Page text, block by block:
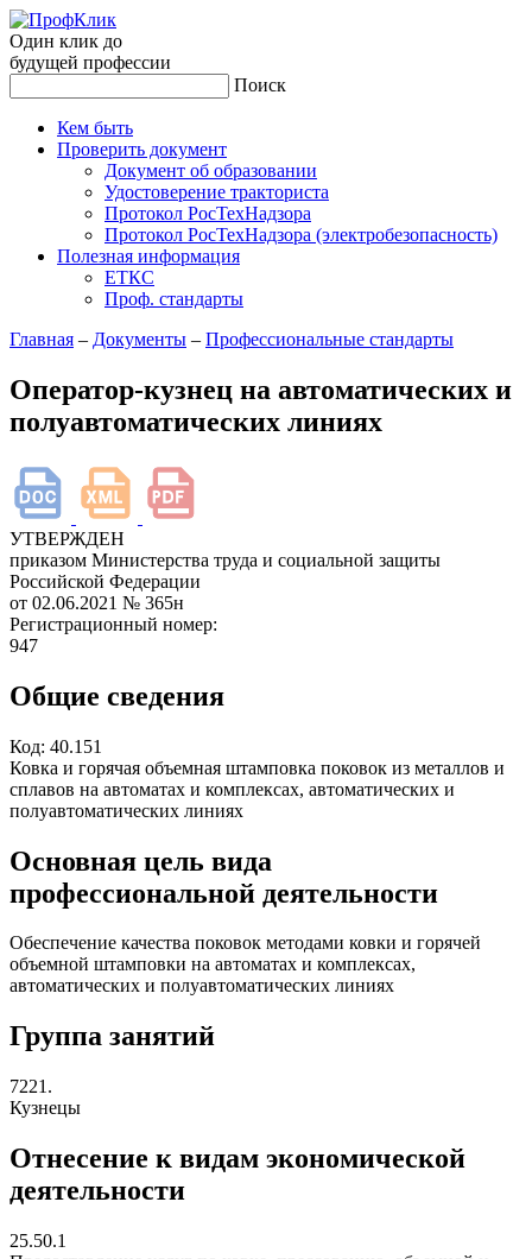
Один клик до
будущей профессии
Поиск
Кем быть
Проверить документ
Документ об образовании
Удостоверение тракториста
Протокол РосТехНадзора
Протокол РосТехНадзора (электробезопасность)
Полезная информация
ЕТКС
Проф. стандарты
Главная – Документы – Профессиональные стандарты
Оператор-кузнец на автоматических и
полуавтоматических линиях
УТВЕРЖДЕН
приказом Министерства труда и социальной защиты
Российской Федерации
от 02.06.2021 № 365н
Регистрационный номер:
947
Общие сведения
Код: 40.151
Ковка и горячая объемная штамповка поковок из металлов и
сплавов на автоматах и комплексах, автоматических и
полуавтоматических линиях
Основная цель вида
профессиональной деятельности
Обеспечение качества поковок методами ковки и горячей
объемной штамповки на автоматах и комплексах,
автоматических и полуавтоматических линиях
Группа занятий
7221.
Кузнецы
Отнесение к видам экономической
деятельности
25.50.1